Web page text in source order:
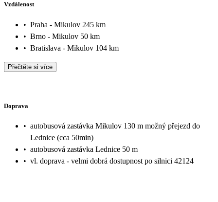
Vzdálenost
• Praha - Mikulov 245 km
• Brno - Mikulov 50 km
• Bratislava - Mikulov 104 km
Přečtěte si více
Doprava
• autobusová zastávka Mikulov 130 m možný přejezd do
Lednice (cca 50min)
• autobusová zastávka Lednice 50 m
• vl. doprava - velmi dobrá dostupnost po silnici 42124